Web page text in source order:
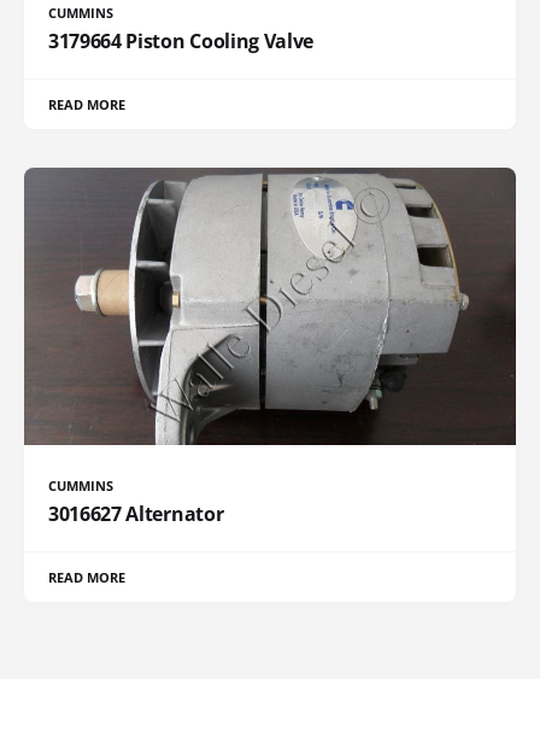
CUMMINS
3179664 Piston Cooling Valve
READ MORE
CUMMINS
3016627 Alternator
READ MORE